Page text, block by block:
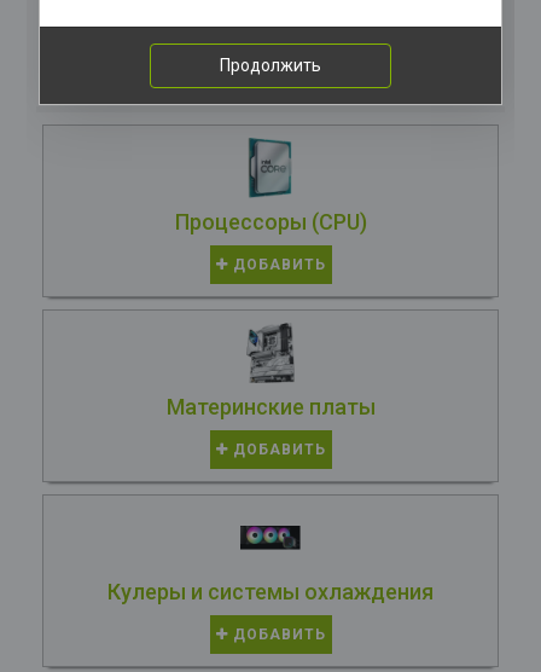
Комплектация
компьютера
Процессоры (CPU)
ДОБАВИТЬ
Материнские платы
ДОБАВИТЬ
Кулеры и системы охлаждения
ДОБАВИТЬ
Продолжить